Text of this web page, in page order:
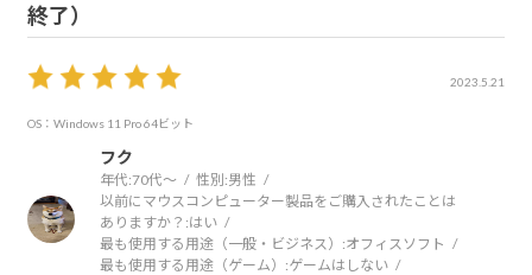
終了）
2023.5.21
OS：Windows 11 Pro 64ビット
フク
年代:70代～ 性別:男性
以前にマウスコンピューター製品をご購入されたことは
ありますか？:はい
最も使用する用途（一般・ビジネス）:オフィスソフト
最も使用する用途（ゲーム）:ゲームはしない